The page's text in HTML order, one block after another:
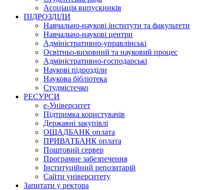
Асоціація випускників
ПІДРОЗДІЛИ
Навчально-наукові інститути та факультети
Навчально-наукові центри
Адміністративно-управлінські
Освітньо-виховний та науковий процес
Адміністративно-господарські
Наукові підрозділи
Наукова бібліотека
Студмістечко
РЕСУРСИ
е-Університет
Підтримка користувачів
Державні закупівлі
ОЩАДБАНК оплата
ПРИВАТБАНК оплата
Поштовий сервер
Програмне забезпечення
Інституційний репозитарій
Сайти університету
Запитати у ректора